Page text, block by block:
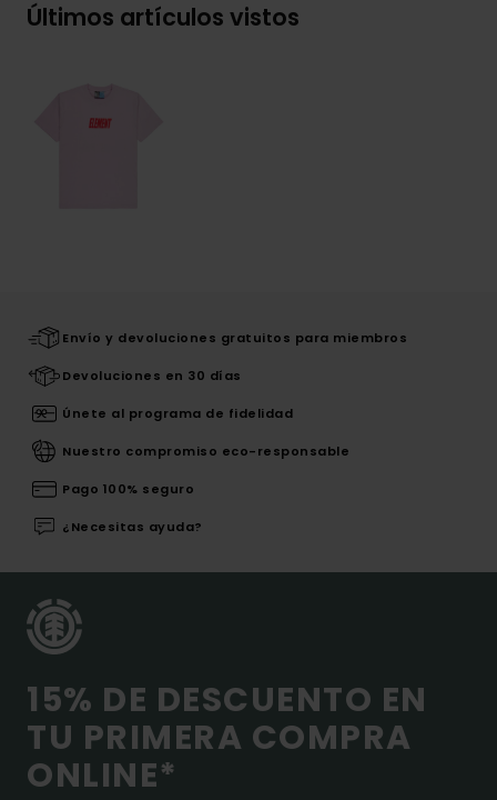
Últimos artículos vistos
Envío y devoluciones gratuitos para miembros
Devoluciones en 30 días
Únete al programa de fidelidad
Nuestro compromiso eco-responsable
Pago 100% seguro
¿Necesitas ayuda?
15% DE DESCUENTO EN
TU PRIMERA COMPRA
ONLINE*